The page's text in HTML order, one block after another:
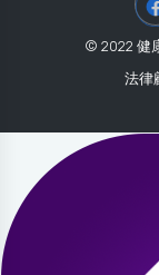
© 2022 健
法律